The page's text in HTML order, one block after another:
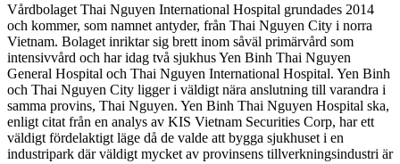
Vårdbolaget Thai Nguyen International Hospital grundades 2014
och kommer, som namnet antyder, från Thai Nguyen City i norra
Vietnam. Bolaget inriktar sig brett inom såväl primärvård som
intensivvård och har idag två sjukhus Yen Binh Thai Nguyen
General Hospital och Thai Nguyen International Hospital. Yen Binh
och Thai Nguyen City ligger i väldigt nära anslutning till varandra i
samma provins, Thai Nguyen. Yen Binh Thai Nguyen Hospital ska,
enligt citat från en analys av KIS Vietnam Securities Corp, har ett
väldigt fördelaktigt läge då de valde att bygga sjukhuset i en
industripark där väldigt mycket av provinsens tillverkningsindustri är